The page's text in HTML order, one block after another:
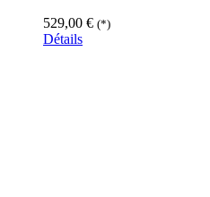
529,00 € (*)
Détails